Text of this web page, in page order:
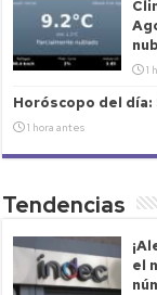
1
Horóscopo del
1 hora antes
Tendencias
el